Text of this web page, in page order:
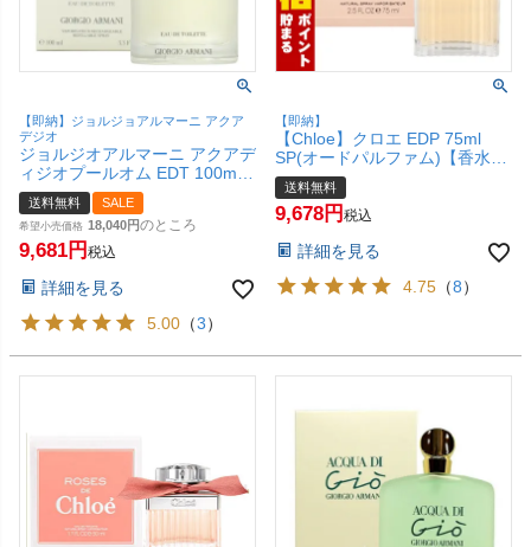
【即納】ジョルジョアルマーニ アクア
デジオ
ジョルジオアルマーニ アクアデ
ィジオプールオム EDT 100ml
SP(オードトワレ)【香水】【宅
配便送料無料】 (6000001)
送料無料 SALE
希望小売価格 18,040 のところ
9,681 税込
詳細を見る
5.00 （3）
【即納】
【Chloe】クロエ EDP 75ml
SP(オードパルファム)【香水】
【宅配便送料無料】
送料無料
9,678 税込
詳細を見る
4.75 （8）